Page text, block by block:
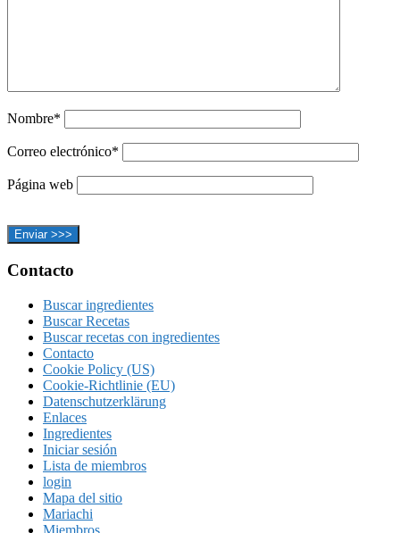
Nombre*
Correo electrónico*
Página web
Footer
Contacto
Buscar ingredientes
Buscar Recetas
Buscar recetas con ingredientes
Contacto
Cookie Policy (US)
Cookie-Richtlinie (EU)
Datenschutzerklärung
Enlaces
Ingredientes
Iniciar sesión
Lista de miembros
login
Mapa del sitio
Mariachi
Miembros